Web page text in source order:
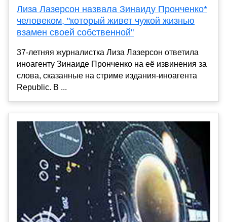
Лиза Лазерсон назвала Зинаиду Пронченко*
человеком, "который живет чужой жизнью
взамен своей собственной"
37-летняя журналистка Лиза Лазерсон ответила
иноагенту Зинаиде Пронченко на её извинения за
слова, сказанные на стриме издания-иноагента
Republic. В ...